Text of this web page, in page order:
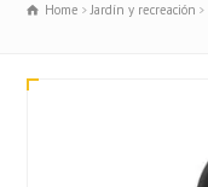
Home Jardín y recreación